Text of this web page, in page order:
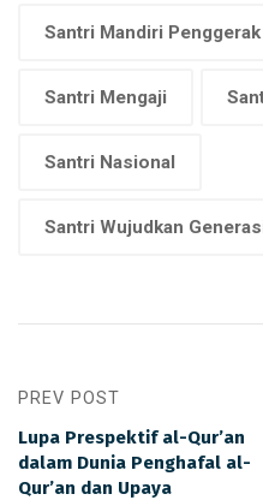
Santri Mandiri
Santri Mengaji
Santri Nasional
Santri Wujudkan
PREV POST
Lupa Prespektif al-Qur’an
dalam Dunia Penghafal al-
Qur’an dan Upaya